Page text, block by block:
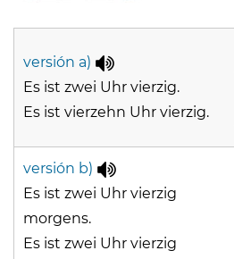
versión a)
Es ist zwei Uhr vierzig.
Es ist vierzehn Uhr vierzig.
versión b)
Es ist zwei Uhr vierzig
morgens.
Es ist zwei Uhr vierzig